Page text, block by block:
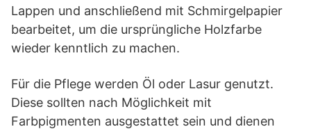
Lappen und anschließend mit Schmirgelpapier
bearbeitet, um die ursprüngliche Holzfarbe
wieder kenntlich zu machen.
Für die Pflege werden Öl oder Lasur genutzt.
Diese sollten nach Möglichkeit mit
Farbpigmenten ausgestattet sein und dienen